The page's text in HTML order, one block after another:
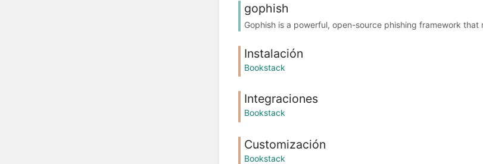
gophish
Gophish is a powerful, open-source phishing framework
Instalación
Bookstack
Integraciones
Bookstack
Customización
Bookstack